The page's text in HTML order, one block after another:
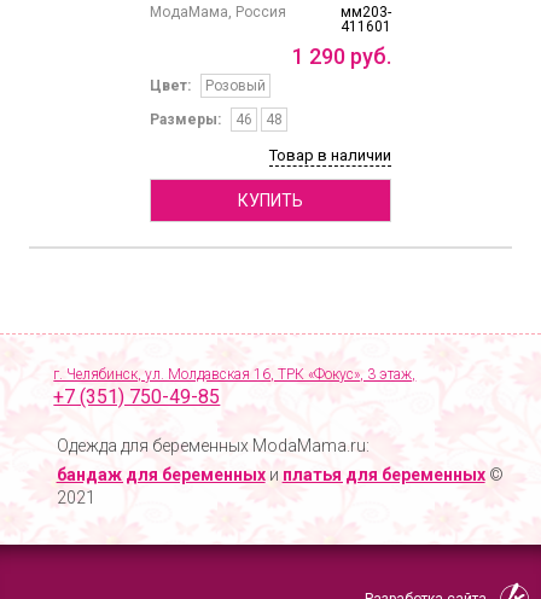
мм203-
411601
МодаМама, Россия
1 290 руб.
Цвет:
Розовый
Размеры:
46 48
Товар в наличии
КУПИТЬ
г. Челябинск, ул. Молдавская 16, ТРК «Фокус», 3 этаж,
+7 (351) 750-49-85
Одежда для беременных ModaMama.ru:
бандаж для беременныхи платья для беременных©
2021